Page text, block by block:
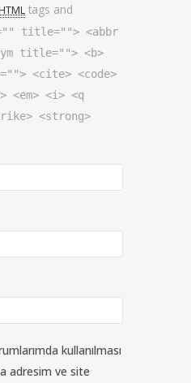
HTML tags and
title=""> <abbr
title=""> <b>
<cite> <code>
<em> <i> <q
<strong>
kullanılması
adresim ve site